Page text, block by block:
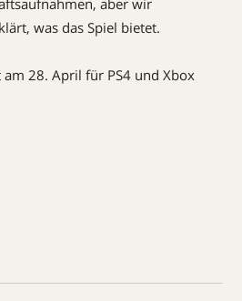
aber wir
was das Spiel bietet.
am 28. April für PS4 und Xbox